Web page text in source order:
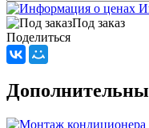
Под заказ
Поделиться